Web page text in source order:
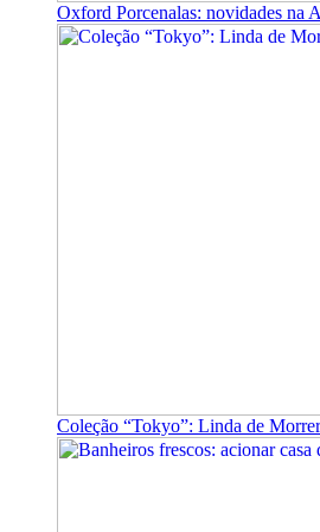
Oxford Porcenalas: novidades na
Coleção “Tokyo”: Linda de